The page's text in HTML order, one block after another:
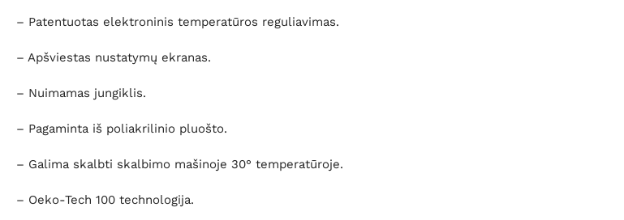
– Patentuotas elektroninis temperatūros reguliavimas.
– Apšviestas nustatymų ekranas.
– Nuimamas jungiklis.
– Pagaminta iš poliakrilinio pluošto.
– Galima skalbti skalbimo mašinoje 30° temperatūroje.
– Oeko-Tech 100 technologija.